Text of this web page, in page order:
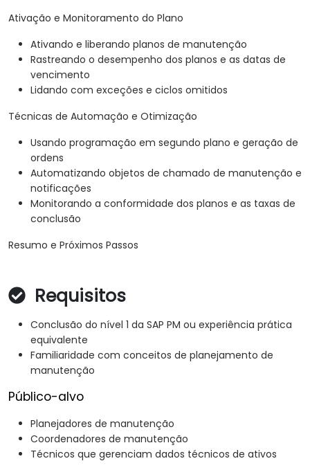
Ativação e Monitoramento do Plano
Ativando e liberando planos de manutenção
Rastreando o desempenho dos planos e as datas de
vencimento
Lidando com exceções e ciclos omitidos
Técnicas de Automação e Otimização
Usando programação em segundo plano e geração de
ordens
Automatizando objetos de chamado de manutenção e
notificações
Monitorando a conformidade dos planos e as taxas de
conclusão
Resumo e Próximos Passos
Requisitos
Conclusão do nível 1 da SAP PM ou experiência prática
equivalente
Familiaridade com conceitos de planejamento de
manutenção
Público-alvo
Planejadores de manutenção
Coordenadores de manutenção
Técnicos que gerenciam dados técnicos de ativos